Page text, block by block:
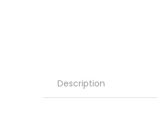
Description